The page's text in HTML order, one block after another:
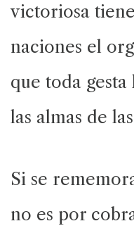
victoriosa
naciones el
que toda
las almas de
Si se
no es por